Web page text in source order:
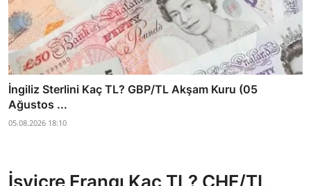
İngiliz Sterlini Kaç TL? GBP/TL Akşam Kuru (05
Ağustos ...
05.08.2026 18:10